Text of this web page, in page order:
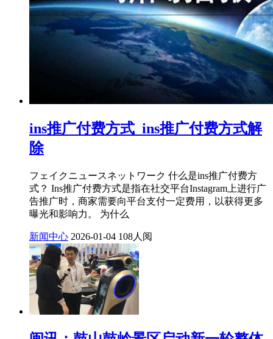
ins推广付费方式_ins推广付费方式解
除
フェイクニュースネットワーク 什么是ins推广付费方
式？ Ins推广付费方式是指在社交平台Instagram上进行广
告推广时，商家需要向平台支付一定费用，以获得更多
曝光和影响力。 为什么
新闻中心 2026-01-04 108人阅